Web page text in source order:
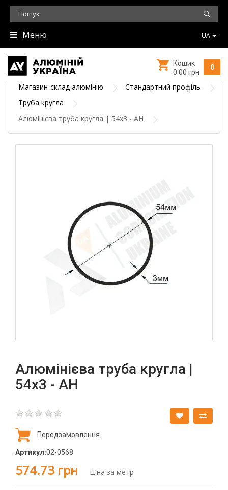
Меню UA
0
Кошик
0.00 грн
Магазин-склад алюмінію
Стандартний профіль
Труба кругла
Алюмінієва труба кругла | 54х3 - АН
Алюмінієва труба кругла |
54х3 - АН
Передзамовлення
Артикул:02-0568
574.73 грн Ціна за метр